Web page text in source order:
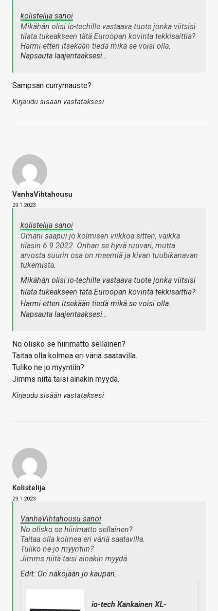
kolistelija sanoi
Mikähän olisi io-techille vastaava tuote jonka viitsisi
tilata tukeakseen tätä Euroopan kovinta tekkisaittia?
Harmi etten itsekään tiedä mikä se voisi olla.
Napsauta laajentaaksesi…
Sampsan currymauste?
Kirjaudu sisään vastataksesi
VanhaVihtahousu
29.1.2023
kolistelija sanoi
Omani saapui jo kolmisen viikkoa sitten, vaikka
tilasin 6.9.2022. Onhan se hyvä ruuvari, mutta
arvosta suurin osa on meemiä ja kivan tuubikanavan
tukemista.
Mikähän olisi io-techille vastaava tuote jonka viitsisi
tilata tukeakseen tätä Euroopan kovinta tekkisaittia?
Harmi etten itsekään tiedä mikä se voisi olla.
Napsauta laajentaaksesi…
No olisko se hiirimatto sellainen?
Taitaa olla kolmea eri väriä saatavilla.
Tuliko ne jo myyntiin?
Jimms niitä taisi ainakin myydä.
Kirjaudu sisään vastataksesi
Kolistelija
29.1.2023
VanhaVihtahousu sanoi
No olisko se hiirimatto sellainen?
Taitaa olla kolmea eri väriä saatavilla.
Tuliko ne jo myyntiin?
Jimms niitä taisi ainakin myydä.
Edit: On näköjään jo kaupan.
io-tech Kankainen XL-